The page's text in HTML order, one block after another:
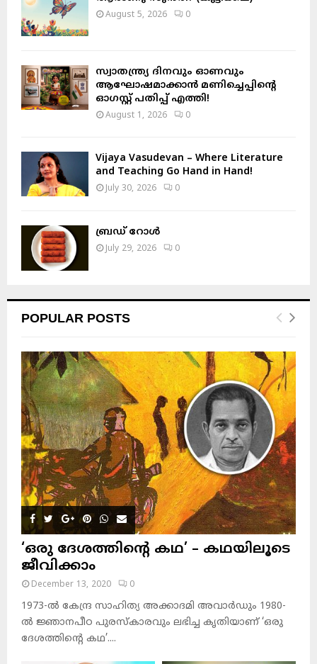
August 5, 2026 0
സ്വാതന്ത്ര്യ ദിനവും ഓണവും
ആഘോഷമാക്കാൻ മണിച്ചെപ്പിന്റെ
ഓഗസ്റ്റ് പതിപ്പ് എത്തി!
August 1, 2026 0
Vijaya Vasudevan – Where Literature
and Teaching Go Hand in Hand!
July 30, 2026 0
ബ്രഡ് റോൾ
July 29, 2026 0
POPULAR POSTS
‘ഒരു ദേശത്തിന്റെ കഥ’ – കഥയിലൂടെ
ജീവിക്കാം
December 13, 2020 0
1973-ല്‍ കേന്ദ്ര സാഹിത്യ അക്കാദമി അവാര്‍ഡും 1980-
ല്‍ ജ്ഞാനപീഠ പുരസ്‌കാരവും ലഭിച്ച കൃതിയാണ് ‘ഒരു
ദേശത്തിന്റെ കഥ’....